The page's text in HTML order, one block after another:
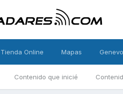
Contenido que inicié
Tienda Online Mapas Genevo